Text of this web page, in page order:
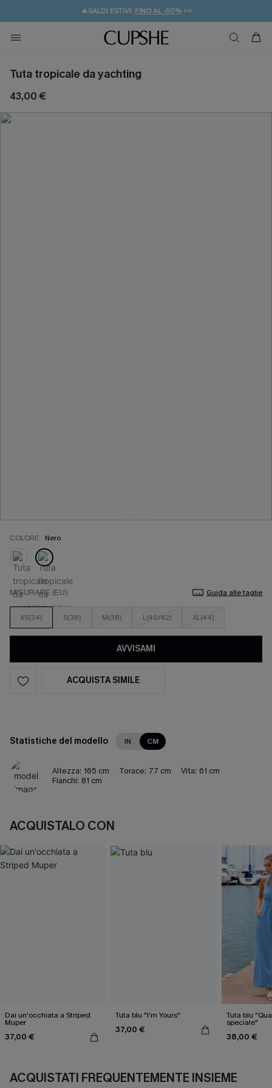
🔥SALDI ESTIVI: FINO AL -50%>>
🚚SPEDIZIONE GRATUITA DA 49€
💌REGALO PER I NUOVI: 20% DI SCONTO*
Tuta tropicale da yachting
43,00 €
COLORE: Nero
MISURARE (EU) Guida alle taglie
XS(34) S(36) M(38) L(40/42) XL(44)
AVVISAMI
ACQUISTA SIMILE
Statistiche del modello IN CM
Altezza: 165 cm Torace: 77 cm Vita: 61 cm
Fianchi: 81 cm
ACQUISTALO CON
Dai un'occhiata a Striped
Muper
37,00 €
Tuta blu "I'm Yours"
37,00 €
Tuta blu
speciale"
38,00 €
ACQUISTATI FREQUENTEMENTE INSIEME